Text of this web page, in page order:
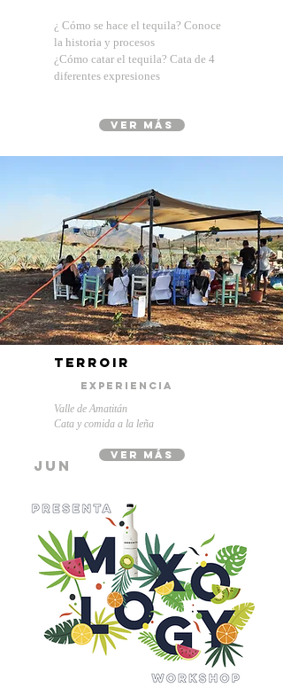
¿ Cómo se hace el tequila? Conoce
la historia y procesos
¿Cómo catar el tequila? Cata de 4
diferentes expresiones
ver más
terroir
experiencia
Valle de Amatitán
Cata y comida a la leña
jun
ver más